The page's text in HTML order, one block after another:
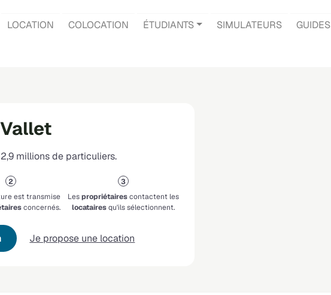
LOCATION COLOCATION ÉTUDIANTS SIMULATEURS GUIDES
millions de particuliers.
est transmise
concernés.
Lespropriétairescontactent les
locatairesqu'ils sélectionnent.
Je propose une location